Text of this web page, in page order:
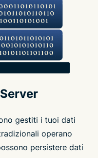
gestiti i tuoi dati
operano
persistere dati